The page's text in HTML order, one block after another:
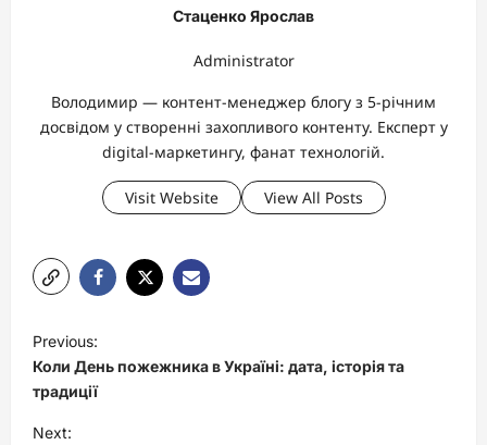
Стаценко Ярослав
Administrator
Володимир — контент-менеджер блогу з 5-річним
досвідом у створенні захопливого контенту. Експерт у
digital-маркетингу, фанат технологій.
Visit Website View All Posts
P
o
s
t
Previous:
Коли День пожежника в Україні: дата, історія та
традиції
Next: